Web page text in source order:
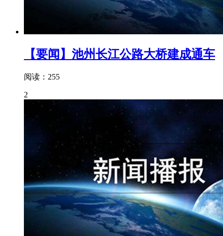
【要闻】池州长江公路大桥建成通车
阅读：255
2